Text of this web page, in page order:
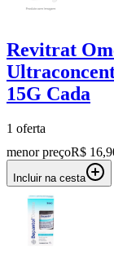
Revitrat
15G Cada
1 oferta
menor preçoR$
Incluir na cesta